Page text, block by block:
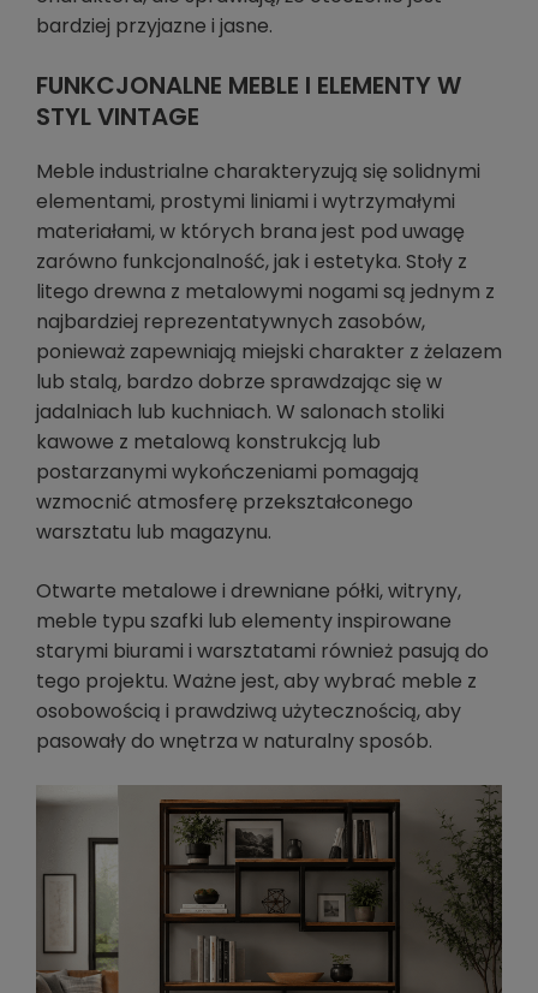
bardziej przyjazne i jasne.
FUNKCJONALNE MEBLE I ELEMENTY W
STYL VINTAGE
Meble industrialne charakteryzują się solidnymi
elementami, prostymi liniami i wytrzymałymi
materiałami, w których brana jest pod uwagę
zarówno funkcjonalność, jak i estetyka. Stoły z
litego drewna z metalowymi nogami są jednym z
najbardziej reprezentatywnych zasobów,
ponieważ zapewniają miejski charakter z żelazem
lub stalą, bardzo dobrze sprawdzając się w
jadalniach lub kuchniach. W salonach stoliki
kawowe z metalową konstrukcją lub
postarzanymi wykończeniami pomagają
wzmocnić atmosferę przekształconego
warsztatu lub magazynu.
Otwarte metalowe i drewniane półki, witryny,
meble typu szafki lub elementy inspirowane
starymi biurami i warsztatami również pasują do
tego projektu. Ważne jest, aby wybrać meble z
osobowością i prawdziwą użytecznością, aby
pasowały do wnętrza w naturalny sposób.